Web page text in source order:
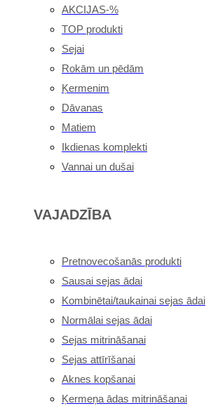
AKCIJAS-%
TOP produkti
Sejai
Rokām un pēdām
Ķermenim
Dāvanas
Matiem
Ikdienas komplekti
Vannai un dušai
VAJADZĪBA
Pretnovecošanās produkti
Sausai sejas ādai
Kombinētai/taukainai sejas ādai
Normālai sejas ādai
Sejas mitrināšanai
Sejas attīrīšanai
Aknes kopšanai
Ķermeņa ādas mitrināšanai